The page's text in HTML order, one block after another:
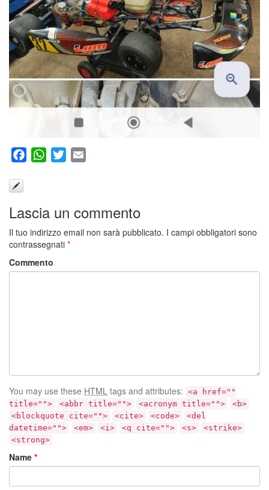
FacebookWhatsApp
Twitter
Lascia un commento
Il tuo indirizzo email non sarà pubblicato. I campi obbligatori sono
contrassegnati *
Commento
You may use these HTML tags and attributes: <a href=""
title="">
<abbr title=""> <acronym title="">
<b>
<blockquote cite="">
<cite> <code>
<del
datetime="">
<em> <i> <q cite=""> <s>
<strike>
<strong>
Name *